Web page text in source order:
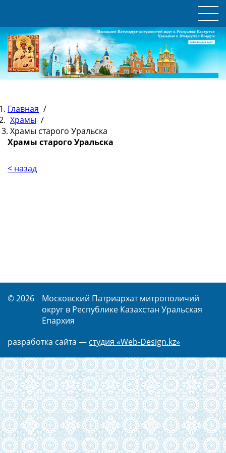
Главная /
Храмы /
Храмы старого Уральска
Храмы старого Уральска
< назад
© 2026
Московский Патриархат митрополичий
округ в Республике Казахстан Уральская
Епархия
разработка сайта — студия «Web-Design.kz»